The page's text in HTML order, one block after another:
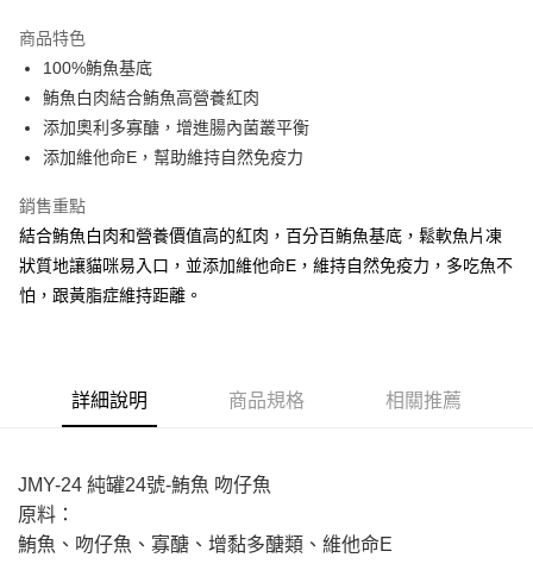
合作金庫商業銀行
華南商業銀行
上海商業儲蓄銀行
國泰世華商業銀行
兆豐國際商業銀行
臺灣中小企業銀行
台中商業銀行
聯邦商業銀行
元大商業銀行
永豐商業銀行
台新國際商業銀行
中國信託商業銀行
台灣樂天信用卡公司
6 期 0 利率 每期
華南商業銀行
上海商業儲蓄銀行
台北富邦商業銀行
國泰世華商業銀行
兆豐國際商業銀行
匯豐（台灣）商業銀行
聯邦商業銀行
遠東國際商業銀行
元大商業銀行
永豐商業銀行
玉山商業銀行
LINE Pay
Apple Pay
悠遊付
AFTEE先享後付
相關說明
１．簡單：不需註冊會員、不需綁卡、不需儲值。
２．便利：只要手機號碼，簡訊認證，即可結帳。
３．安心：先確認商品／服務後，再付款。
【「AFTEE先享後付」結帳流程】
１．於結帳方式選擇「AFTEE先享後付」後，將跳轉至「AFTEE先享後付」
結帳頁面，進行簡訊認證並確認金額後，即可完成結帳。
２．訂單成立數日內，您將收到繳費通知簡訊。
運送方式
每筆NT$120，滿NT$688(含以上)免運費
香港地區
商品特色
100%鮪魚基底
鮪魚白肉結合鮪魚高營養紅肉
添加奧利多寡醣，增進腸內菌叢平衡
添加維他命E，幫助維持自然免疫力
銷售重點
結合鮪魚白肉和營養價值高的紅肉，百分百鮪魚基底，鬆軟魚片凍
狀質地讓貓咪易入口，並添加維他命E，維持自然免疫力，多吃魚不
怕，跟黃脂症維持距離。
詳細說明 商品規格 相關推薦
JMY-24 純罐24號-鮪魚 吻仔魚
原料：
鮪魚、吻仔魚、寡醣、增黏多醣類、維他命E